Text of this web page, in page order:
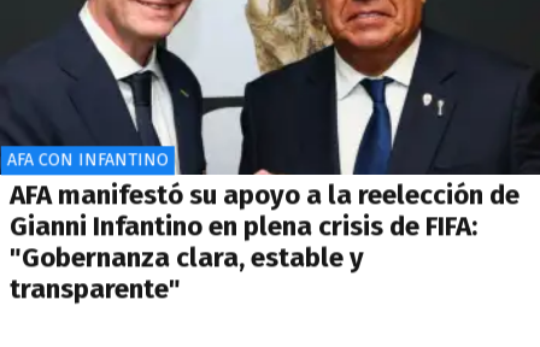
AFA CON INFANTINO
AFA manifestó su apoyo a la reelección de
Gianni Infantino en plena crisis de FIFA:
"Gobernanza clara, estable y
transparente"